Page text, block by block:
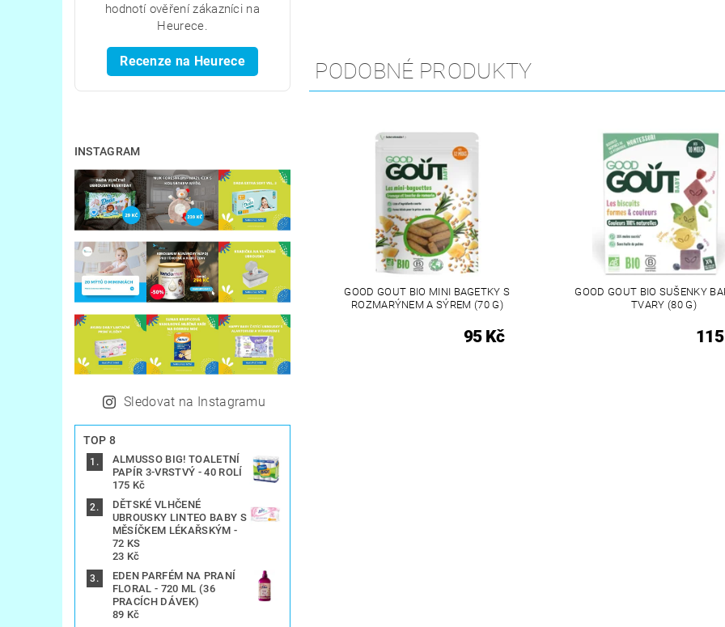
hodnotí ověření zákazníci na
Heurece.
Recenze na Heurece
INSTAGRAM
Sledovat na Instagramu
TOP 8
ALMUSSO BIG! TOALETNÍ
PAPÍR 3-VRSTVÝ - 40 ROLÍ
175 Kč
DĚTSKÉ VLHČENÉ
UBROUSKY LINTEO BABY S
MĚSÍČKEM LÉKAŘSKÝM -
72 KS
23 Kč
EDEN PARFÉM NA PRANÍ
FLORAL - 720 ML (36
PRACÍCH DÁVEK)
89 Kč
PODOBNÉ PRODUKTY
GOOD GOUT BIO MINI BAGETKY S
ROZMARÝNEM A SÝREM (70 G)
95 Kč
GOOD GOUT BIO SUŠENKY
TVARY (80 G)